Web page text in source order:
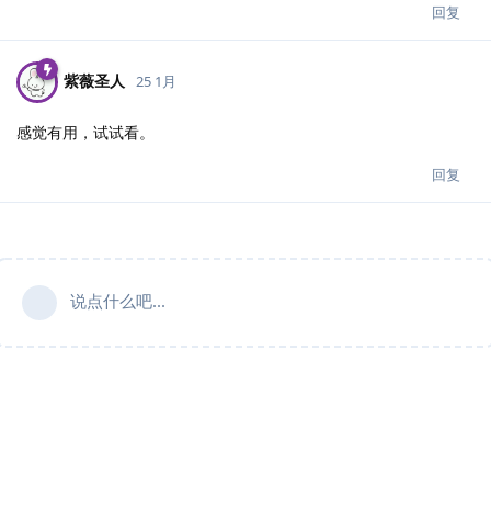
回复
紫薇圣人 25 1月
感觉有用，试试看。
回复
说点什么吧...